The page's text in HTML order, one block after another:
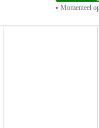
Momenteel